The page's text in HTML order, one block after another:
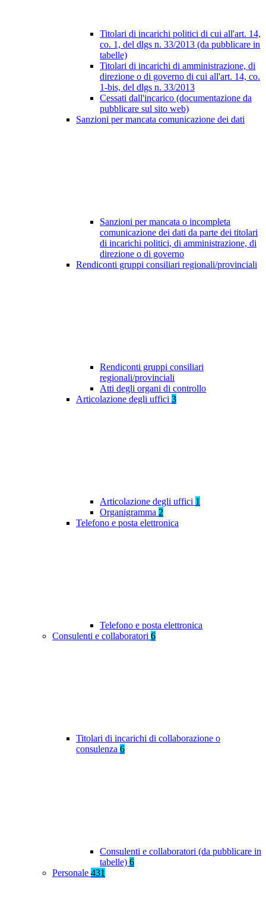
Titolari di incarichi politici di cui all'art. 14,
co. 1, del dlgs n. 33/2013 (da pubblicare in
tabelle)
Titolari di incarichi di amministrazione, di
direzione o di governo di cui all'art. 14, co.
1-bis, del dlgs n. 33/2013
Cessati dall'incarico (documentazione da
pubblicare sul sito web)
Sanzioni per mancata comunicazione dei dati
Sanzioni per mancata o incompleta
comunicazione dei dati da parte dei titolari
di incarichi politici, di amministrazione, di
direzione o di governo
Rendiconti gruppi consiliari regionali/provinciali
Rendiconti gruppi consiliari
regionali/provinciali
Atti degli organi di controllo
Articolazione degli uffici 3
Articolazione degli uffici 1
Organigramma 2
Telefono e posta elettronica
Telefono e posta elettronica
Consulenti e collaboratori 6
Titolari di incarichi di collaborazione o
consulenza 6
Consulenti e collaboratori (da pubblicare in
tabelle) 6
Personale 431